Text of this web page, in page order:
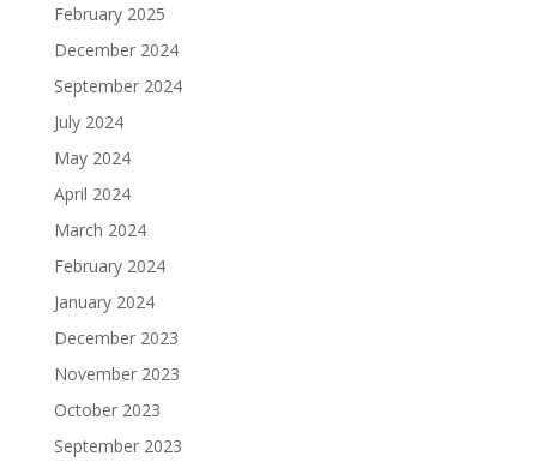
February 2025
December 2024
September 2024
July 2024
May 2024
April 2024
March 2024
February 2024
January 2024
December 2023
November 2023
October 2023
September 2023